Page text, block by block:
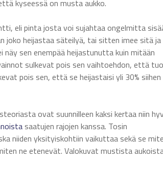
kyseessä on musta aukko.
eli pinta josta voi sujahtaa ongelmitta
joko heijastaa säteilyä, tai sitten imee sitä ja
näy sen enempää heijastunutta kuin mitään
sulkevat pois sen vaihtoehdon, että tuo
pois sen, että se heijastaisi yli 30% siihen
ovat suunnilleen kaksi kertaa niin
saatujen rajojen kanssa. Tosin
niiden yksityiskohtiin vaikuttaa sekä se
ne etenevät. Valokuvat mustista